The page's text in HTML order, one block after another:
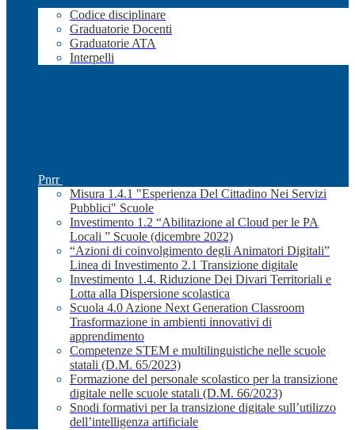
Codice disciplinare
Graduatorie Docenti
Graduatorie ATA
Interpelli
Pnrr
Misura 1.4.1 "Esperienza Del Cittadino Nei Servizi
Pubblici" Scuole
Investimento 1.2 “Abilitazione al Cloud per le PA
Locali ” Scuole (dicembre 2022)
“Azioni di coinvolgimento degli Animatori Digitali”
Linea di Investimento 2.1 Transizione digitale
Investimento 1.4. Riduzione Dei Divari Territoriali e
Lotta alla Dispersione scolastica
Scuola 4.0 Azione Next Generation Classroom
Trasformazione in ambienti innovativi di
apprendimento
Competenze STEM e multilinguistiche nelle scuole
statali (D.M. 65/2023)
Formazione del personale scolastico per la transizione
digitale nelle scuole statali (D.M. 66/2023)
Snodi formativi per la transizione digitale sull’utilizzo
dell’intelligenza artificiale